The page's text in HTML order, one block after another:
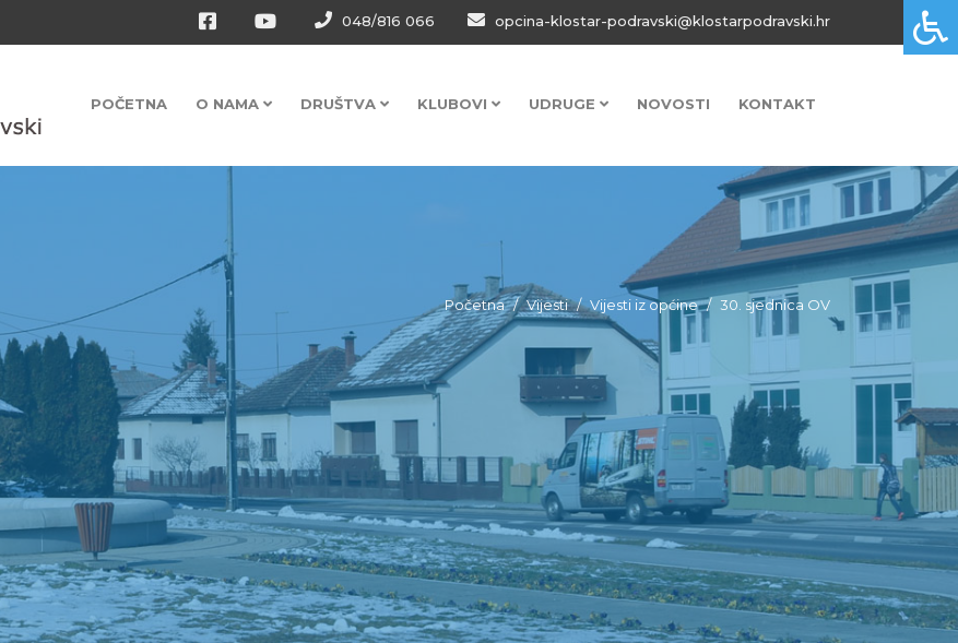
048/816 066 opcina-klostar-podravski@klostarpodravski.hr
POČETNA O NAMA DRUŠTVA KLUBOVI UDRUGE NOVOSTI KONTAKT
Početna Vijesti Vijesti iz općine 30. sjednica OV